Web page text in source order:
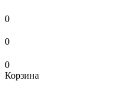
0
0
0
Корзина